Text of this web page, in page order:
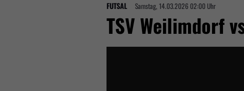
FUTSAL Samstag, 14.03.2026 02:00 Uhr
TSV Weilimdorf